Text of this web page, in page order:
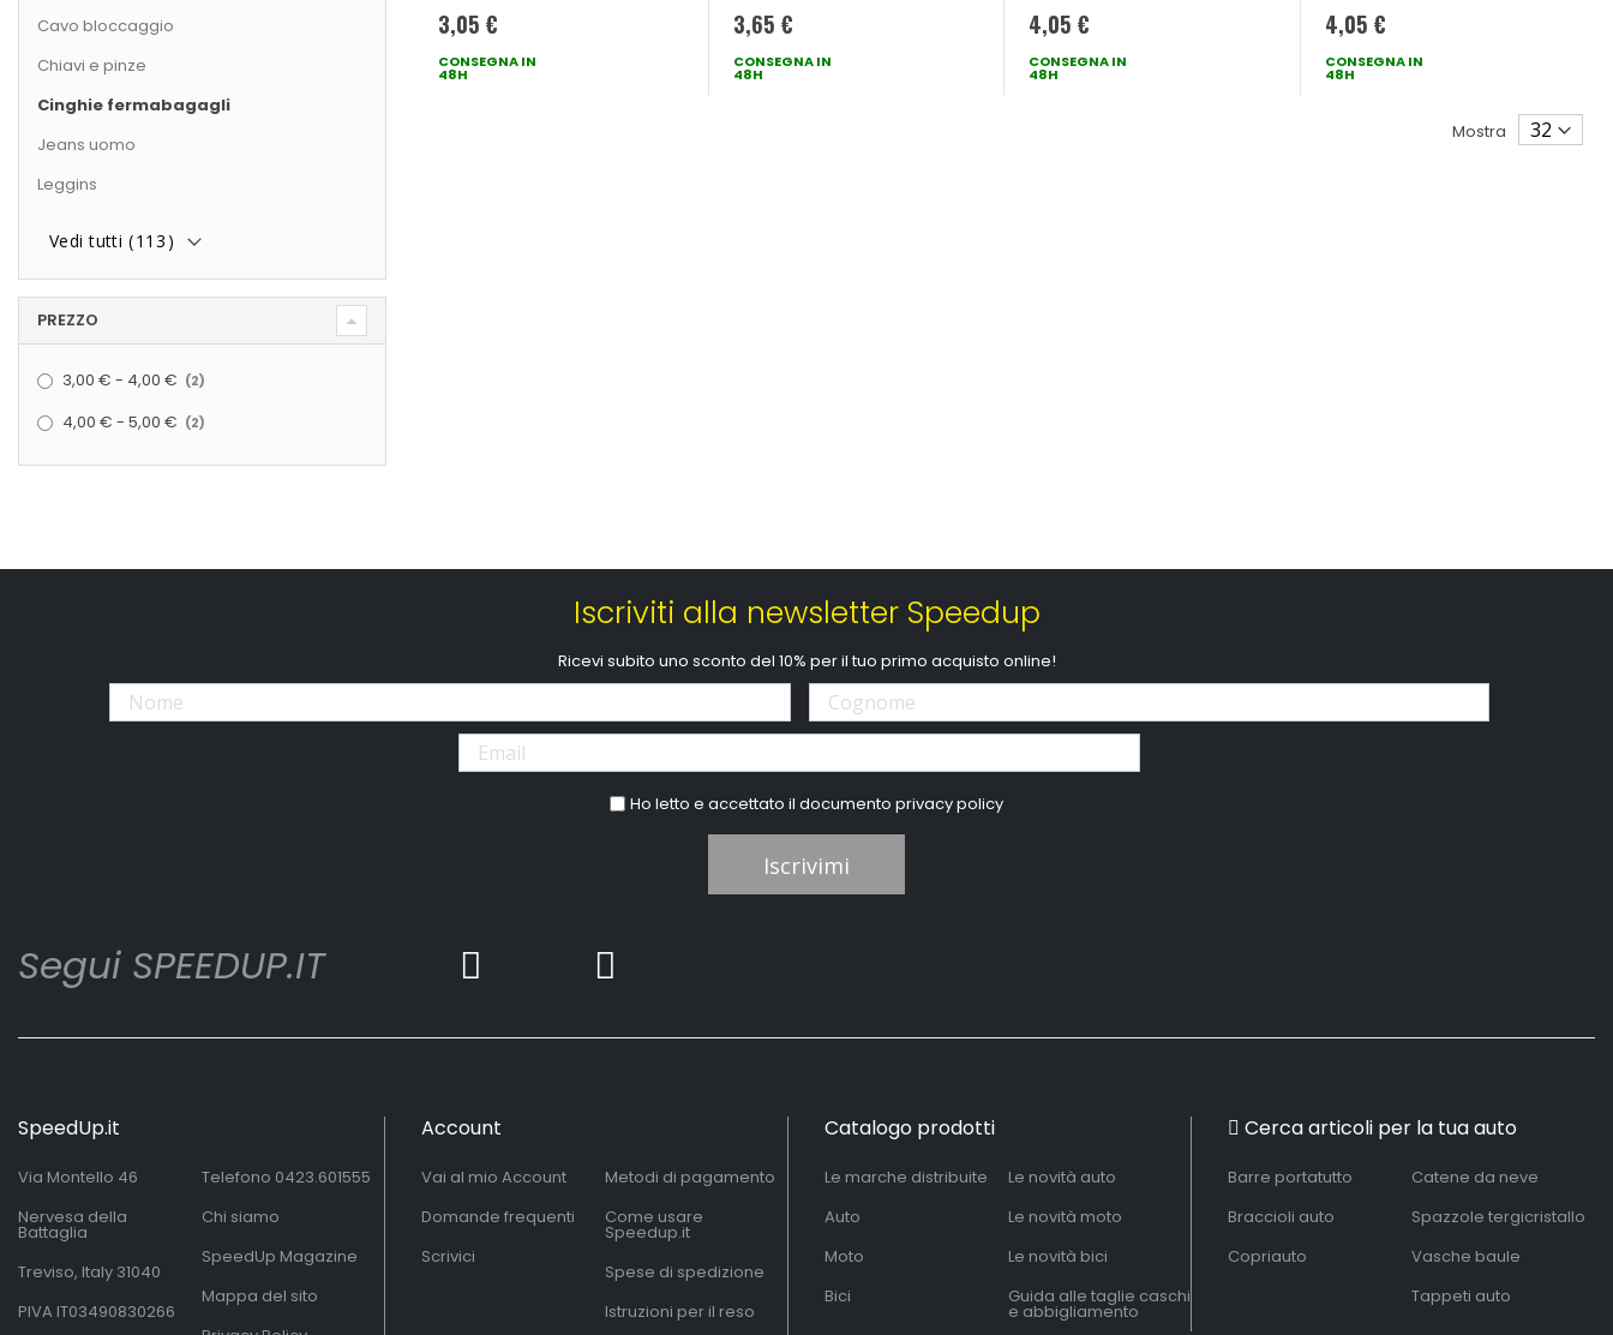
3,05 €
CONSEGNA IN
48H
3,65 €
CONSEGNA IN
48H
4,05 €
CONSEGNA IN
48H
4,05 €
CONSEGNA IN
48H
Mostra
Cavo bloccaggio
Chiavi e pinze
Cinghie fermabagagli
Jeans uomo
Leggins
Vedi tutti (113 )
PREZZO
3,00 € - 4,00 € 2
4,00 € - 5,00 € 2
Iscriviti alla newsletter Speedup
Ricevi subito uno sconto del 10% per il tuo primo acquisto online!
Ho letto e accettato il documentoprivacy policy
Iscrivimi
Segui SPEEDUP.IT
SpeedUp.it
Via Montello 46
Nervesa della
Battaglia
Treviso, Italy 31040
PIVA IT03490830266
Telefono 0423.601555
Chi siamo
SpeedUp Magazine
Mappa del sito
Account
Vai al mio Account
Domande frequenti
Scrivici
Metodi di pagamento
Come usare
Speedup.it
Spese di spedizione
Istruzioni per il reso
Catalogo prodotti
Le marche distribuite
Auto
Moto
Bici
Le novità auto
Le novità moto
Le novità bici
Guida alle taglie caschi
e abbigliamento
Cerca articoli per la tua auto
Barre portatutto
Braccioli auto
Copriauto
Catene da neve
Spazzole tergicristallo
Vasche baule
Tappeti auto